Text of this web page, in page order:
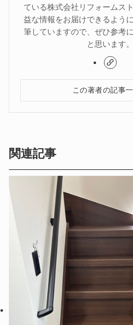
ている株式会社リフォームス
益な情報をお届けできるよう
筆していますので、ぜひ参考
と思います。
この著者の記事
関連記事